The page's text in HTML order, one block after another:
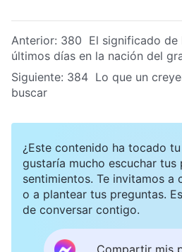
Anterior: 380 El significado de
últimos días en la nación del
Siguiente: 384 Lo que un
buscar
¿Este contenido ha tocado
gustaría mucho escuchar tus
sentimientos. Te invitamos
o a plantear tus preguntas.
de conversar contigo.